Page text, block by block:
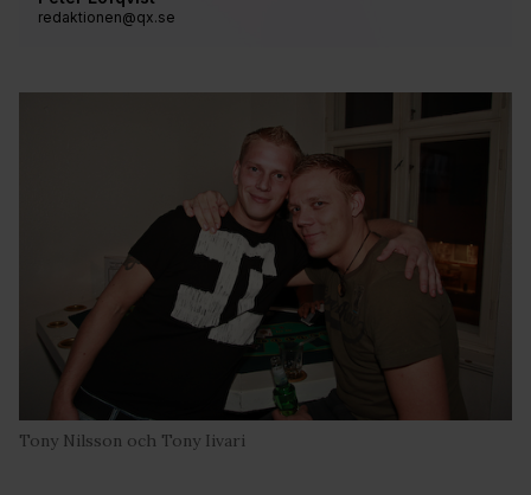
redaktionen@qx.se
Tony Nilsson och Tony Iivari